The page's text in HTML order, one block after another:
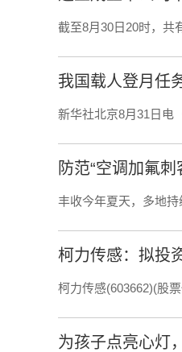
截至8月30日20时，共
我国载人登月任
新华社北京8月31日电
防范“空调加氟刺
丰收今年夏天，多地持
柯力传感：拟投
柯力传感(603662)(股
为孩子点亮心灯